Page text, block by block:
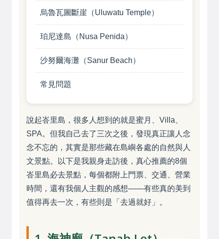
烏魯瓦圖斷崖（Uluwatu Temple）
珀尼達島（Nusa Penida）
沙努爾海灘（Sanur Beach）
常見問題
說起峇里島，很多人想到的就是蜜月、Villa、
SPA。但我自己去了三次之後，發現真正讓人念
念不忘的，其實是那些藏在島嶼各處的自然與人
文景點。以下是我親身走訪後，真心推薦的8個
峇里島必去景點，每個都附上門票、交通、營業
時間，還有我個人主觀的感想——有些真的美到
值得再去一次，有些則是「去過就好」。